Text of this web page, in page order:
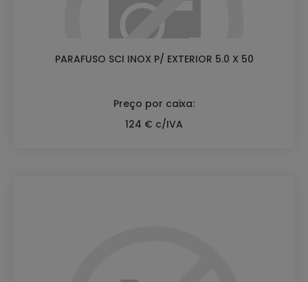
PARAFUSO SCI INOX P/ EXTERIOR 5.0 X 50
Preço por caixa:
124 € c/IVA